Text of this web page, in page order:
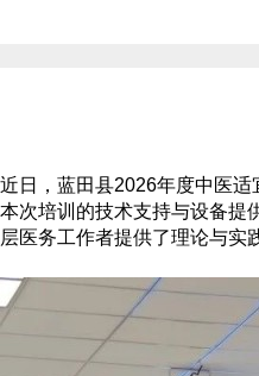
近日，蓝田县2026年度中医适
本次培训的技术支持与设备提
层医务工作者提供了理论与实